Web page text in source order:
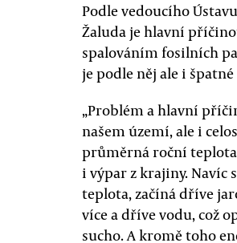
Podle vedoucího
Žaluda je hlavní
spalováním fosilních
je podle něj ale i
„Problém a hlavní
našem území, ale i
průměrná roční
i výpar z krajiny. Navíc
teplota, začíná dříve
více a dříve vodu, což
sucho. A kromě toho